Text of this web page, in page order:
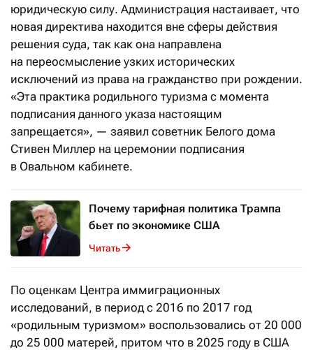
юридическую силу. Администрация настаивает, что
новая директива находится вне сферы действия
решения суда, так как она направлена
на переосмысление узких исторических
исключений из права на гражданство при рождении.
«Эта практика родильного туризма с момента
подписания данного указа настоящим
запрещается», — заявил советник Белого дома
Стивен Миллер на церемонии подписания
в Овальном кабинете.
Почему тарифная политика Трампа
бьет по экономике США
Читать
По оценкам Центра иммиграционных
исследований, в период с 2016 по 2017 год
«родильным туризмом» воспользовались от 20 000
до 25 000 матерей, притом что в 2025 году в США